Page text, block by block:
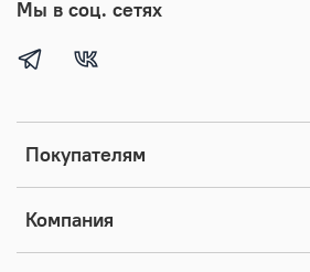
Покупателям
Компания
Мы в соц. сетях